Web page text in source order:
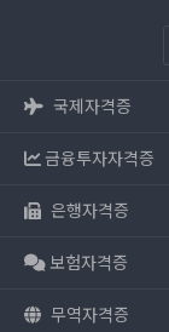
국제자격증
금융투자자격증
은행자격증
보험자격증
무역자격증